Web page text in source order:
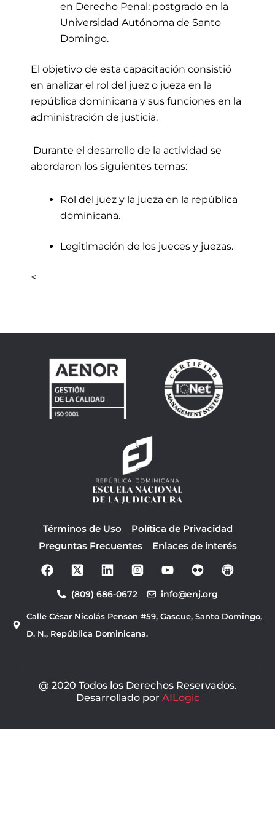
en Derecho Penal; postgrado en la
Universidad Autónoma de Santo
Domingo.
El objetivo de esta capacitación consistió
en analizar el rol del juez o jueza en la
república dominicana y sus funciones en la
administración de justicia.
Durante el desarrollo de la actividad se
abordaron los siguientes temas:
Rol del juez y la jueza en la república
dominicana.
Legitimación de los jueces y juezas.
<
Términos de Uso
Política de Privacidad
Preguntas Frecuentes
Enlaces de interés
F
a
b
o
o
o
t
b
(809) 686-0672 info@enj.org
Calle César Nicolás Penson #59, Gascue, Santo Domingo,
D. N., República Dominicana.
@ 2020 Todos los Derechos Reservados.
Desarrollado por AILogic